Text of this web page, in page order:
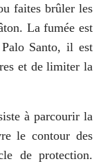
faites brûler les
La fumée est
Santo, il est
et de limiter la
à parcourir la
le contour des
de protection.